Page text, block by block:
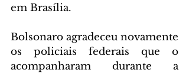
em Brasília.
Bolsonaro agradeceu novamente
os policiais federais que o
acompanharam durante a